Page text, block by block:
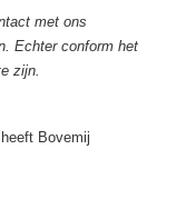
met ons
Echter conform het
zijn.
Bovemij